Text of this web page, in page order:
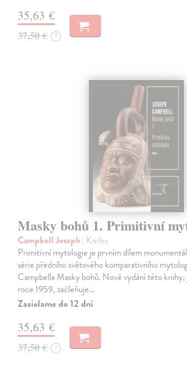
35,63 €
37,50 € ?
Masky bohů 1. Primitivní
Campbell Joseph | Kniha
Primitivní mytologie je prvním dílem
série předního světového komparativního
Campbella Masky bohů. Nové vydání této knihy,
roce 1959, začleňuje…
Zasielame do 12 dní
35,63 €
37,50 € ?